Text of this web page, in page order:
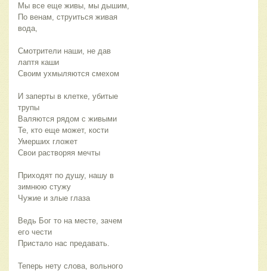
Мы все еще живы, мы дышим,
По венам, струиться живая
вода,
Смотрители наши, не дав
лаптя каши
Своим ухмыляются смехом
И заперты в клетке, убитые
трупы
Валяются рядом с живыми
Те, кто еще может, кости
Умерших гложет
Свои растворяя мечты
Приходят по душу, нашу в
зимнюю стужу
Чужие и злые глаза
Ведь Бог то на месте, зачем
его чести
Пристало нас предавать.
Теперь нету слова, вольного